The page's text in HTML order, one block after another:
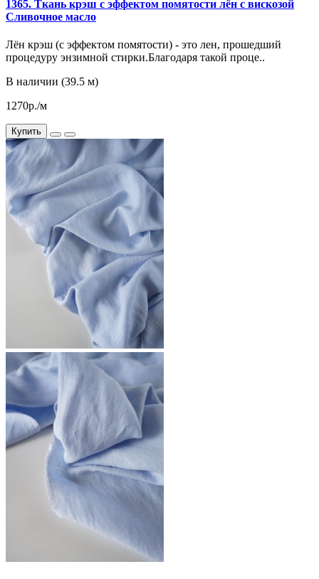
1365. Ткань крэш с эффектом помятости лён с вискозой
Сливочное масло
Лён крэш (с эффектом помятости) - это лен, прошедший
процедуру энзимной стирки.Благодаря такой проце..
В наличии (39.5 м)
1270р./м
Купить